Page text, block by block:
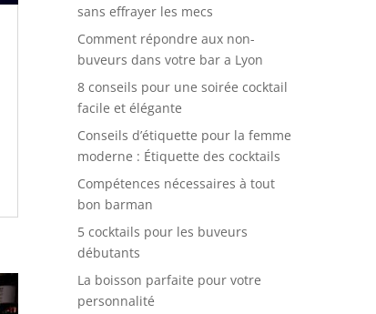
sans effrayer les mecs
Comment répondre aux non-
buveurs dans votre bar a Lyon
8 conseils pour une soirée cocktail
facile et élégante
Conseils d’étiquette pour la femme
moderne : Étiquette des cocktails
Compétences nécessaires à tout
bon barman
5 cocktails pour les buveurs
débutants
La boisson parfaite pour votre
personnalité